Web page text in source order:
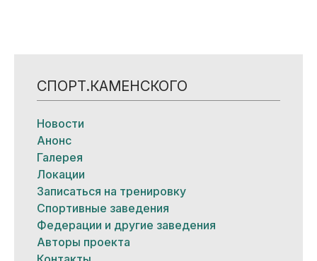
СПОРТ.КАМЕНСКОГО
Новости
Анонс
Галерея
Локации
Записаться на тренировку
Спортивные заведения
Федерации и другие заведения
Авторы проекта